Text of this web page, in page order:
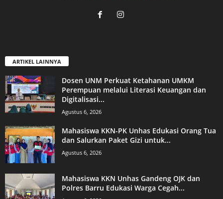
ARTIKEL LAINNYA
Dosen UNM Perkuat Ketahanan UMKM
Perempuan melalui Literasi Keuangan dan
Digitalisasi...
Agustus 6, 2026
Mahasiswa KKN-PK Unhas Edukasi Orang Tua
dan Salurkan Paket Gizi untuk...
Agustus 6, 2026
Mahasiswa KKN Unhas Gandeng OJK dan
Polres Barru Edukasi Warga Cegah...